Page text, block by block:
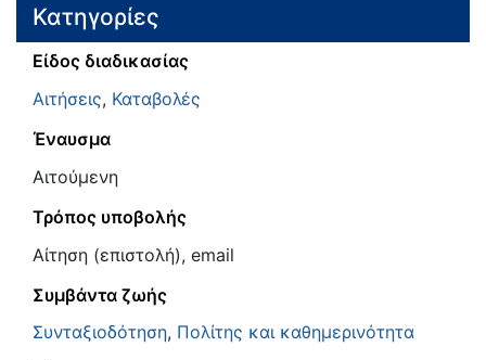
Κατηγορίες
Είδος διαδικασίας
Αιτήσεις, Καταβολές
Έναυσμα
Αιτούμενη
Τρόπος υποβολής
Αίτηση (επιστολή), email
Συμβάντα ζωής
Συνταξιοδότηση, Πολίτης και καθημερινότητα